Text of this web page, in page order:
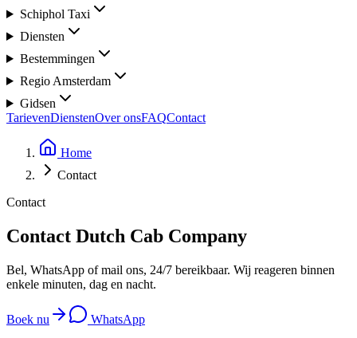
Schiphol Taxi
Diensten
Bestemmingen
Regio Amsterdam
Gidsen
TarievenDienstenOver onsFAQContact
Home
Contact
Contact
Contact Dutch Cab Company
Bel, WhatsApp of mail ons, 24/7 bereikbaar. Wij reageren binnen
enkele minuten, dag en nacht.
Boek nu WhatsApp